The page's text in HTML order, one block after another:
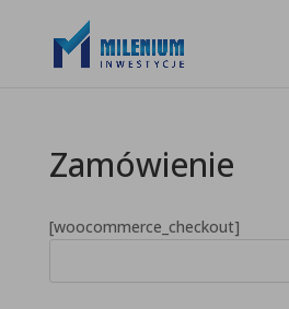
Zamówienie
[woocommerce_checkout]